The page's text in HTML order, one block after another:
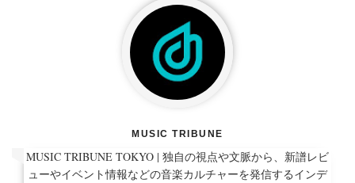
MUSIC TRIBUNE
MUSIC TRIBUNE TOKYO | 独自の視点や文脈から、新譜レビ
ューやイベント情報などの音楽カルチャーを発信するインデ